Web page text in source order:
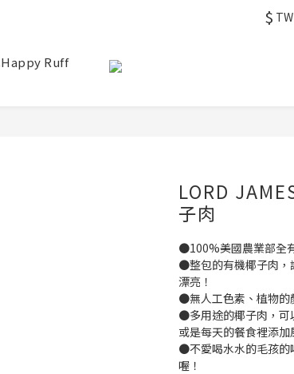
$
Happy Ruff
LORD
子肉
●100%美國農業部全
●整包的有機椰子肉，
漂亮！
●無人工色素、植物的
●多用途的椰子肉，可
或是每天的餐食裡添
●不愛喝水水的毛孩的
喔！